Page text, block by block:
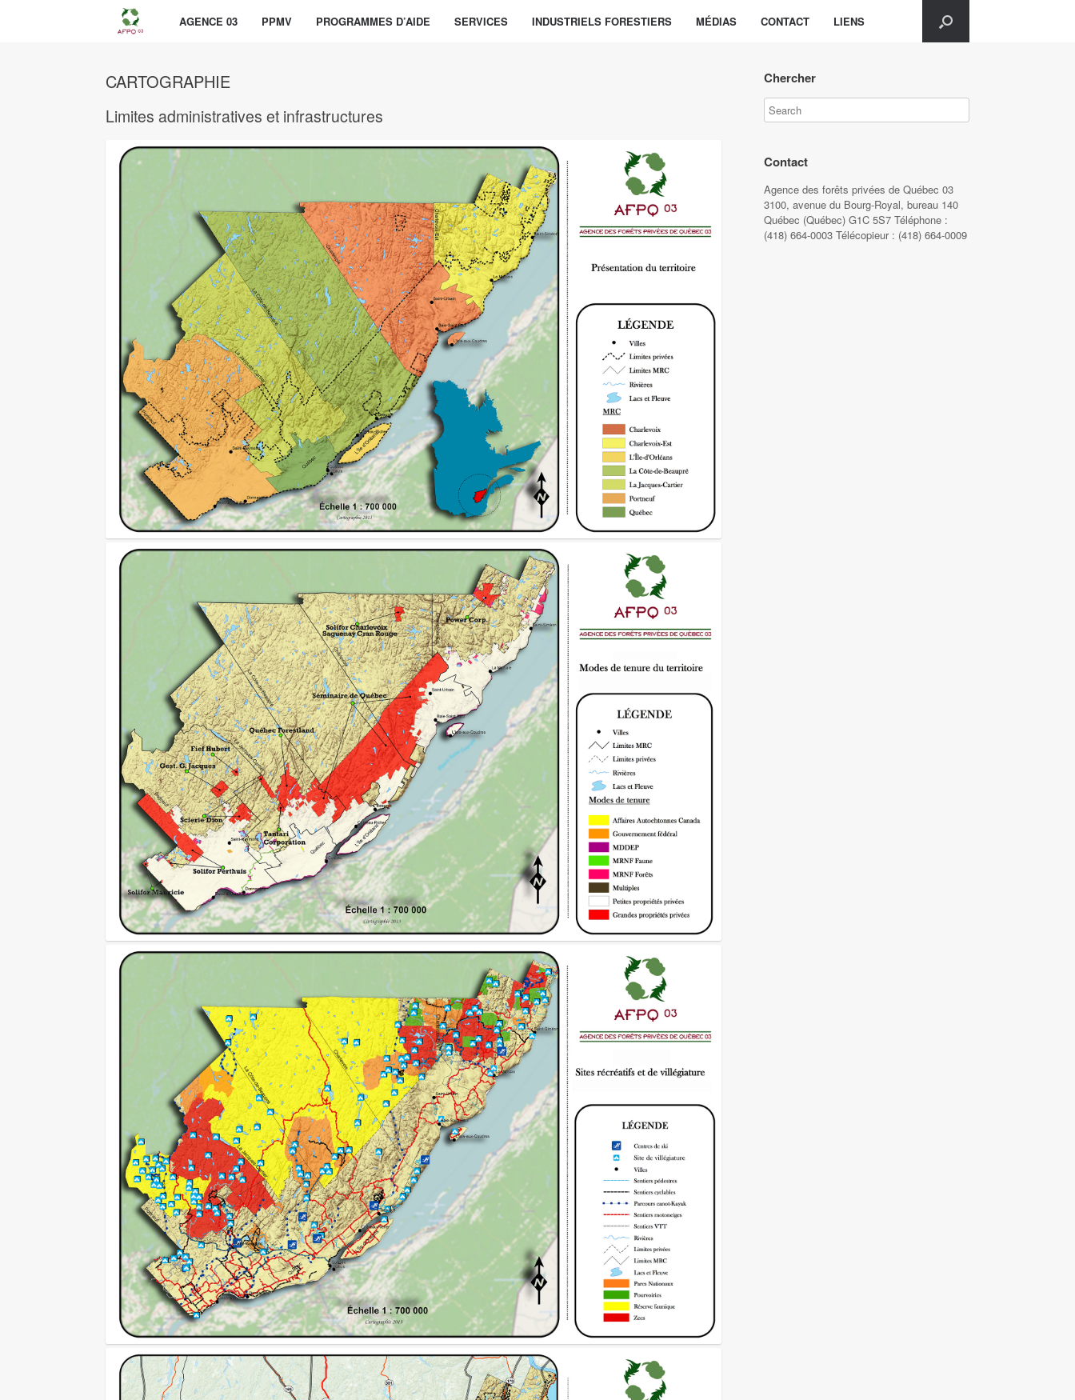
AGENCE 03 PPMV PROGRAMMES D’AIDE SERVICES INDUSTRIELS FORESTIERS MÉDIAS CONTACT LIENS
CARTOGRAPHIE
Limites administratives et infrastructures
Chercher
Contact
Agence des forêts privées de Québec 03
3100, avenue du Bourg-Royal, bureau 140
Québec (Québec) G1C 5S7 Téléphone :
(418) 664-0003 Télécopieur : (418) 664-0009